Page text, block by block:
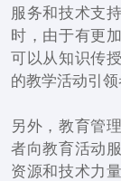
服务和技术支
时，由于有更
可以从知识传
的教学活动引领
另外，教育管
者向教育活动
资源和技术力